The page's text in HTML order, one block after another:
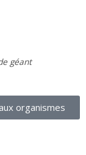
géant
organismes